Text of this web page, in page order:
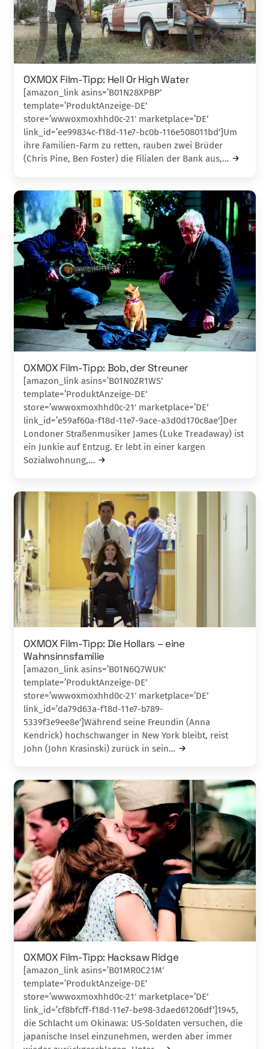
OXMOX Film-Tipp: Hell Or High Water
[amazon_link asins=’B01N28XPBP‘
template=’ProduktAnzeige-DE‘
store=’wwwoxmoxhhd0c-21′ marketplace=’DE‘
link_id=’ee99834c-f18d-11e7-bc0b-116e508011bd‘]Um
ihre Familien-Farm zu retten, rauben zwei Brü­der
(Chris Pine, Ben Foster) die Filialen der Bank aus,…
OXMOX Film-Tipp: Bob, der Streuner
[amazon_link asins=’B01N0ZR1WS‘
template=’ProduktAnzeige-DE‘
store=’wwwoxmoxhhd0c-21′ marketplace=’DE‘
link_id=’e59af60a-f18d-11e7-9ace-a3d0d170c8ae‘]Der
Londoner Straßenmusiker James (Luke Tread­away) ist
ein Junkie auf Entzug. Er lebt in einer kar­gen
Sozialwohnung,…
OXMOX Film-Tipp: Die Hollars – eine
Wahnsinnsfamilie
[amazon_link asins=’B01N6Q7WUK‘
template=’ProduktAnzeige-DE‘
store=’wwwoxmoxhhd0c-21′ marketplace=’DE‘
link_id=’da79d63a-f18d-11e7-b789-
5339f3e9ee8e‘]Während seine Freundin (Anna
Kendrick) hochschwanger in New York bleibt, reist
John (John Krasinski) zurück in sein…
OXMOX Film-Tipp: Hacksaw Ridge
[amazon_link asins=’B01MR0C21M‘
template=’ProduktAnzeige-DE‘
store=’wwwoxmoxhhd0c-21′ marketplace=’DE‘
link_id=’cf8bfcff-f18d-11e7-be98-3daed61206df‘]1945,
die Schlacht um Okinawa: US-Soldaten ver­suchen, die
japanische Insel einzunehmen, werden aber immer